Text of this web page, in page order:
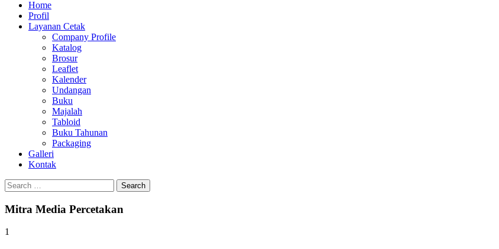
Home
Profil
Layanan Cetak
Company Profile
Katalog
Brosur
Leaflet
Kalender
Undangan
Buku
Majalah
Tabloid
Buku Tahunan
Packaging
Galleri
Kontak
Search
for:
Mitra Media Percetakan
1